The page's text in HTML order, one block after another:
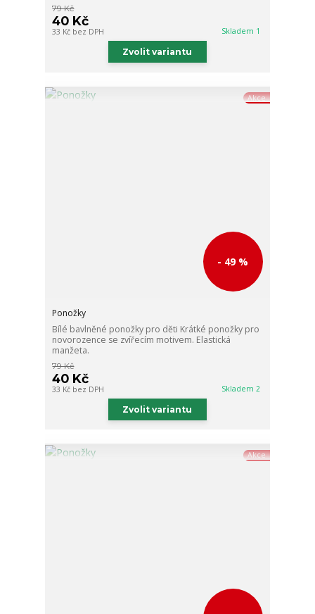
79 Kč
40 Kč
33 Kč bez DPH Skladem 1
Zvolit variantu
Akce
- 49 %
Ponožky
Bílé bavlněné ponožky pro děti Krátké ponožky pro
novorozence se zvířecím motivem. Elastická
manžeta.
79 Kč
40 Kč
33 Kč bez DPH Skladem 2
Zvolit variantu
Akce